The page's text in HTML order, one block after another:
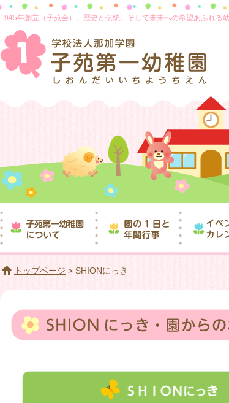
1945年創立（子苑会）。歴史と伝統、そして未来への希望あふれる
トップページ > SHIONにっき